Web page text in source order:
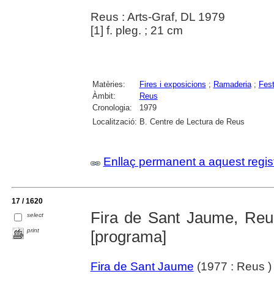
Reus : Arts-Graf, DL 1979
[1] f. pleg. ; 21 cm
Matèries: Fires i exposicions ; Ramaderia;
Àmbit:
Reus
Cronologia:
1979
Localització: B. Centre de Lectura de Reus
Enllaç permanent a aquest
17 / 1620
select
print
Fira de Sant Jaume,
[programa]
Fira de Sant Jaume (1977 : Reus )